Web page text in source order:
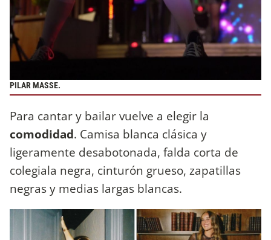
PILAR MASSE.
Para cantar y bailar vuelve a elegir la
comodidad. Camisa blanca clásica y
ligeramente desabotonada, falda corta de
colegiala negra, cinturón grueso, zapatillas
negras y medias largas blancas.